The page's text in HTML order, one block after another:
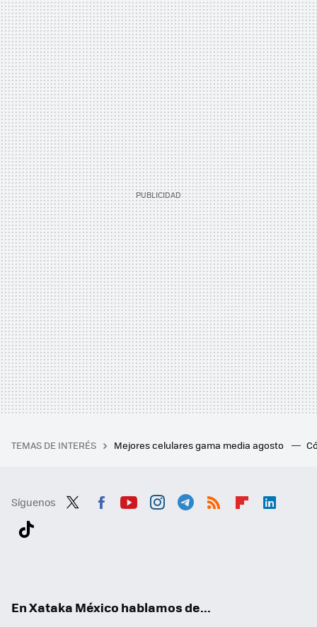
TEMAS DE INTERÉS Mejores celulares gama media agosto
Síguenos
En Xataka México hablamos de...